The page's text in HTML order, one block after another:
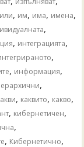
или, им, има, имена,
,
, интеграцията,
,
, информация,
,
, каквито, какво,
, кибернетичен,
,
, Кибернетично,